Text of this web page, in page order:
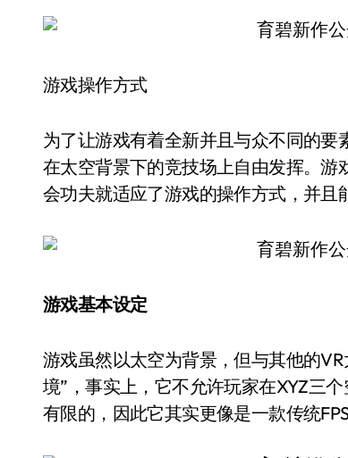
游戏操作方式
为了让游戏有着全新并且与众不同的
在太空背景下的竞技场上自由发挥。游
会功夫就适应了游戏的操作方式，并且
游戏基本设定
游戏虽然以太空为背景，但与其他的VR太空游戏不同，它并不以“0重力”为特色，而是“微重力环
境”，事实上，它不允许玩家在XYZ三
有限的，因此它其实更像是一款传统FPS